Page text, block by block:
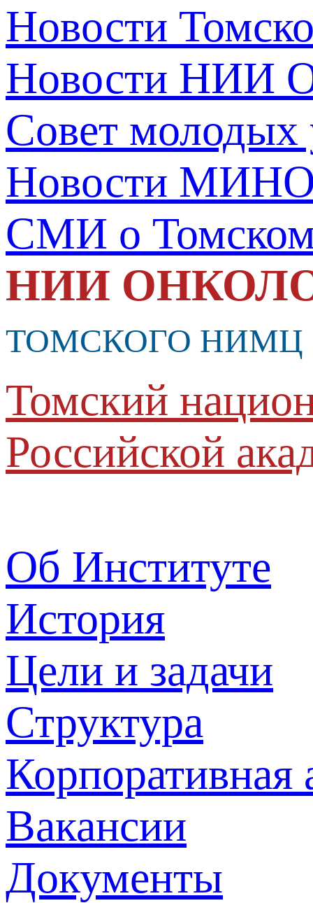
Новости
Новости НИИ
Совет молодых
Новости
СМИ о
НИИ
ТОМСКОГО НИМЦ
Томский
Российской
Об Институте
История
Цели и задачи
Структура
Корпоративная
Вакансии
Документы